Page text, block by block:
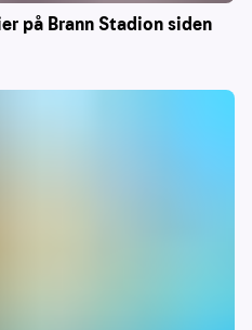
på Brann Stadion siden